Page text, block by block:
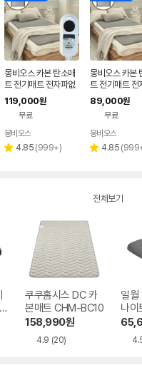
몽비오스 카본 탄소매
트 전기매트 전자파없
는 그래핀 온열매트 침
대 전기장판 킹(분리난
방), 160x200cm, 연
그레이
119,000원
무료
몽비오스
별 4.85 리
(999+)
몽비오스 카본
트 전기매트 전
는 그래핀 온열
대 전기장판
200cm, 연그
89,000원
무료
몽비오스
별 4.85 리
(
전체보기
쿠쿠홈시스 DC 카
본매트 CHM-BC10
158,990원
4.9 (20)
일월
나이
트